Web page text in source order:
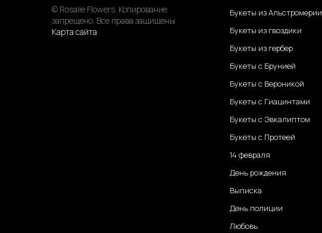
© Rosalie Flowers. Копирование
запрещено. Все права защищены
Карта сайта
Букеты из Альстромерии
Букеты из гвоздики
Букеты из гербер
Букеты с Брунией
Букеты с Вероникой
Букеты с Гиацинтами
Букеты с Эвкалиптом
Букеты с Протеей
14 февраля
День рождения
Выписка
День полиции
Любовь